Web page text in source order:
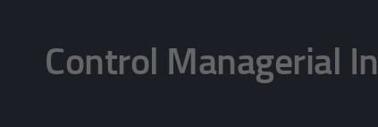
Control Managerial